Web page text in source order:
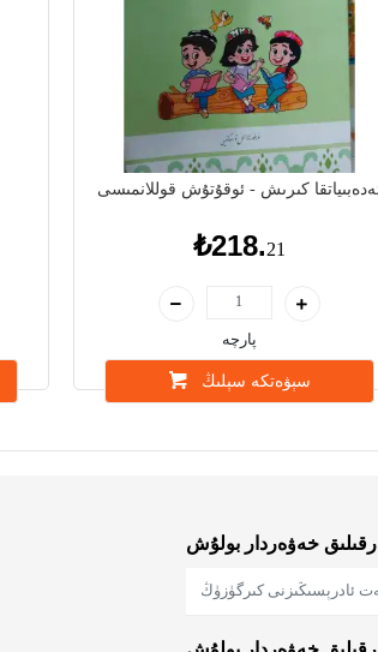
كىرىش - ئوقۇتۇش قوللانمىسى
₺218.21
پارچە
سېۋەتكە سېلىڭ
خەۋەردار بولۇش